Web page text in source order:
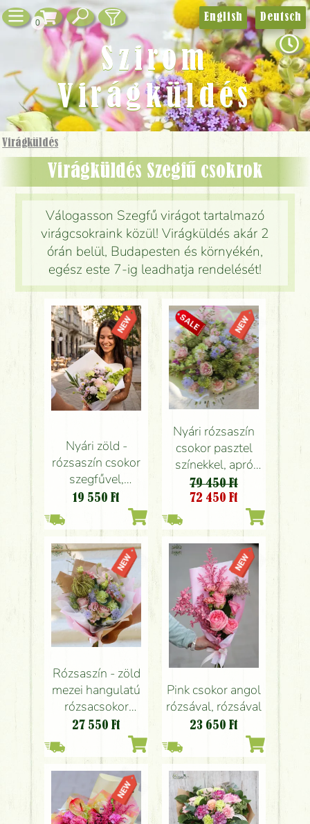
0
Virágküldés
Virágküldés Szegfű csokrok
Válogasson Szegfű virágot tartalmazó
virágcsokraink közül! Virágküldés akár 2
órán belül, Budapesten és környékén,
egész este 7-ig leadhatja rendelését!
Nyári zöld -
rózsaszín csokor
szegfűvel,
santinivel,
rózsával, apró
virágokkal (12
szál)
19 550 Ft
Nyári rózsaszín
csokor pasztel
színekkel, apró
virágokkal,
rózsával (54 szál)
79 450 Ft
72 450 Ft
Rózsaszín - zöld
mezei hangulatú
rózsacsokor
liziantusszal
27 550 Ft
Pink csokor angol
rózsával, rózsával
23 650 Ft
English Deutsch
Szirom
Virágküldés